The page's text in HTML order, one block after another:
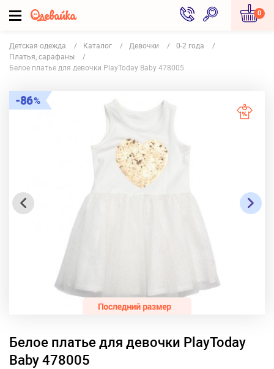
0
Детская одежда Каталог Девочки
0-2 года
Платья, сарафаны
Белое платье для девочки PlayToday Baby 478005
86
Белое платье для девочки PlayToday
Baby 478005